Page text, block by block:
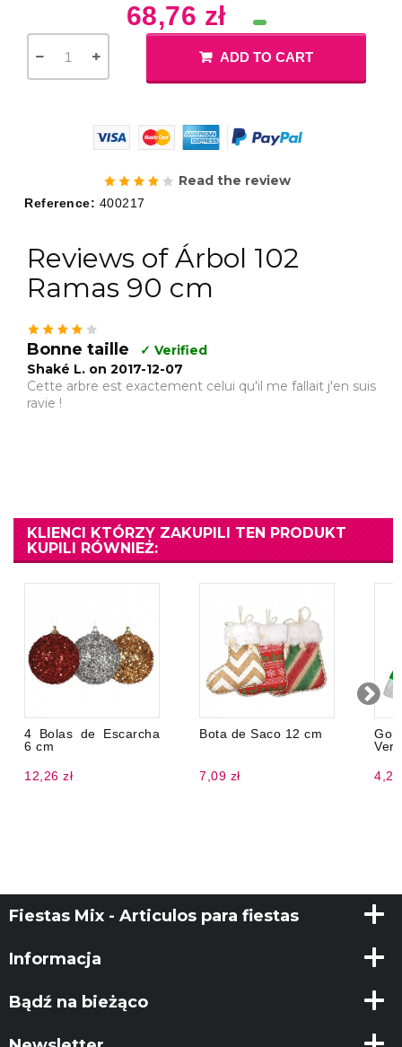
68,76 zł
ADD TO CART
Read the review
Reference: 400217
Reviews of Árbol 102
Ramas 90 cm
Bonne taille
✓ Verified
Shaké L. on 2017-12-07
Cette arbre est exactement celui qu'il me fallait j'en suis
ravie !
KLIENCI KTÓRZY ZAKUPILI TEN PRODUKT
KUPILI RÓWNIEŻ:
4 Bolas de Escarcha
6 cm
12,26 zł
Bota de Saco 12 cm
7,09 zł 4,26
Fiestas Mix - Articulos para fiestas
Informacja
Bądź na bieżąco